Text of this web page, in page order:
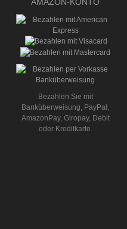
Bezahlen Sie mit
Banküberweisung, PayPal,
AmazonPay, Giropay, Debit
oder Kreditkarte.